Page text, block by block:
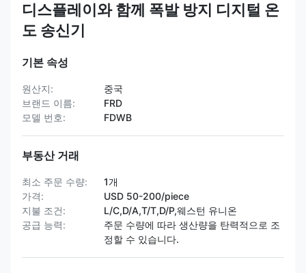
디스플레이와 함께 폭발 방지 디지털 온
도 송신기
기본 속성
원산지:
중국
브랜드 이름:
FRD
모델 번호:
FDWB
부동산 거래
최소 주문 수량:
1개
가격:
USD 50-200/piece
지불 조건:
L/C,D/A,T/T,D/P,웨스턴 유니온
공급 능력:
주문 수량에 따라 생산량을 탄력적으로 조
정할 수 있습니다.